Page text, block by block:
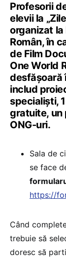
Profesorii
elevii la
organizat la
Român, în
de Film
One World
desfășoară
includ
specialiști,
gratuite, un
ONG-uri.
Sala de
se face
https://
Când
trebuie să
doresc să